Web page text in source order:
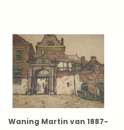
Waning Martin van 1887-